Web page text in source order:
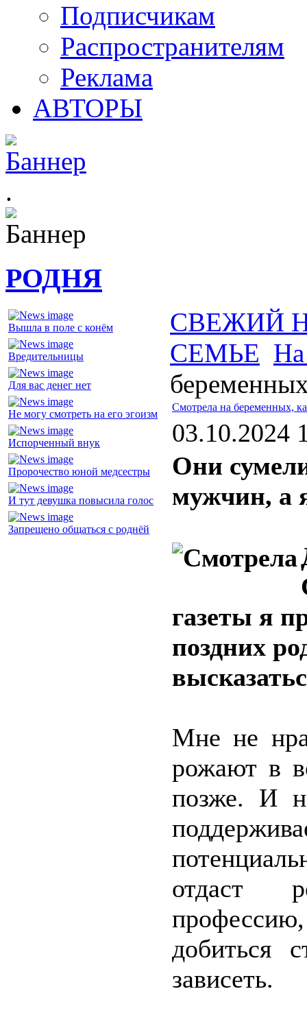
Подписчикам
Распространителям
Реклама
АВТОРЫ
.
РОДНЯ
Вышла в поле с конём
Вредительницы
Для вас денег нет
Не могу смотреть на его эгоизм
Испорченный внук
Пророчество юной медсестры
И тут девушка повысила голос
Запрещено общаться с роднёй
СВЕЖИЙ
СЕМЬЕ На
Смотрела на беременных,
03.10.2024
Они
мужчин, а
газеты я
поздних
Мне не
рожают в
позже. И
отдаст
добиться
зависеть.